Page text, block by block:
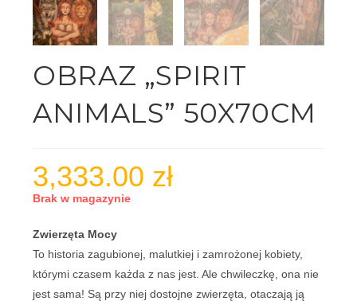
OBRAZ „SPIRIT
ANIMALS” 50X70CM
3,333.00 zł
Brak w magazynie
Zwierzęta Mocy
To historia zagubionej, malutkiej i zamrożonej kobiety,
którymi czasem każda z nas jest. Ale chwileczkę, ona nie
jest sama! Są przy niej dostojne zwierzęta, otaczają ją